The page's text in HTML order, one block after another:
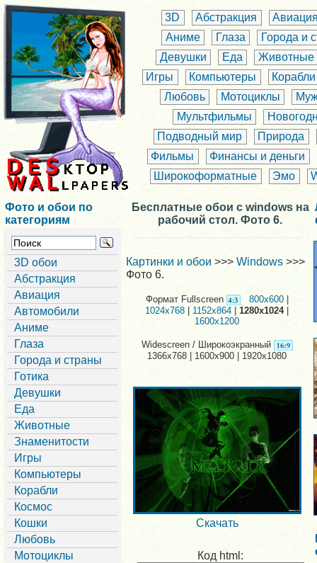
3D Абстракция
Аниме
Глаза
Города и
Девушки
Еда
Животные
Игры
Компьютеры
Корабли
Любовь
Мотоциклы
Мультфильмы
Подводный мир
Природа
Фильмы
Финансы и деньги
Широкоформатные
Эмо
Фото и обои по
категориям
3D обои
Абстракция
Авиация
Автомобили
Аниме
Глаза
Города и страны
Готика
Девушки
Еда
Животные
Знаменитости
Игры
Компьютеры
Корабли
Космос
Кошки
Любовь
Мотоциклы
Бесплатные обои с windows на
рабочий стол. Фото 6.
Картинки и обои >>> Windows >>>
Фото 6.
Формат Fullscreen 800x600
1024x768
1152x864|1280x1024|
1600x1200
Widescreen / Широкоэкранный
1366x768 | 1600x900 | 1920x1080
Скачать
Код html: